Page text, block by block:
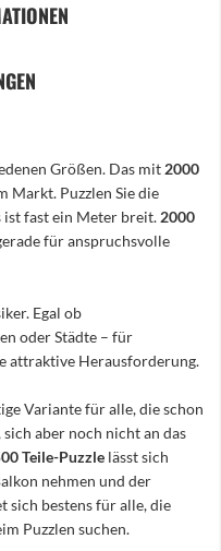
Größen. Das mit 2000
Markt. Puzzlen Sie die
ist fast ein Meter breit. 2000
für anspruchsvolle
Egal ob
oder Städte – für
attraktive Herausforderung.
Variante für alle, die schon
aber noch nicht an das
Teile-Puzzle lässt sich
nehmen und der
sich bestens für alle, die
Puzzlen suchen.